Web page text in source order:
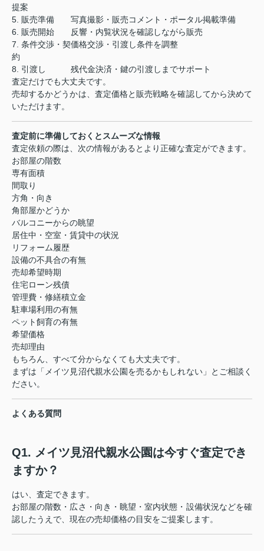
提案
5. 販売準備
写真撮影・販売コメント・ポータル掲載準備
6. 販売開始
反響・内覧状況を確認しながら販売
7. 条件交渉・契
約
価格交渉・引渡し条件を調整
8. 引渡し
残代金決済・鍵の引渡しまでサポート
査定だけでも大丈夫です。
売却するかどうかは、査定価格と販売戦略を確認してから決めて
いただけます。
査定前に準備しておくとスムーズな情報
査定依頼の際は、次の情報があるとより正確な査定ができます。
お部屋の階数
専有面積
間取り
方角・向き
角部屋かどうか
バルコニーからの眺望
居住中・空室・賃貸中の状況
リフォーム履歴
設備の不具合の有無
売却希望時期
住宅ローン残債
管理費・修繕積立金
駐車場利用の有無
ペット飼育の有無
希望価格
売却理由
もちろん、すべて分からなくても大丈夫です。
まずは「メイツ見沼代親水公園を売るかもしれない」とご相談く
ださい。
よくある質問
Q1. メイツ見沼代親水公園は今すぐ査定でき
ますか？
はい、査定できます。
お部屋の階数・広さ・向き・眺望・室内状態・設備状況などを確
認したうえで、現在の売却価格の目安をご提案します。